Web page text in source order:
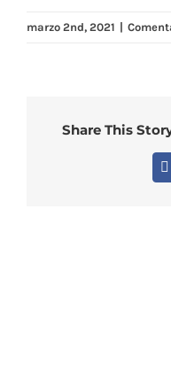
marzo 2nd, 2021 |
Share This